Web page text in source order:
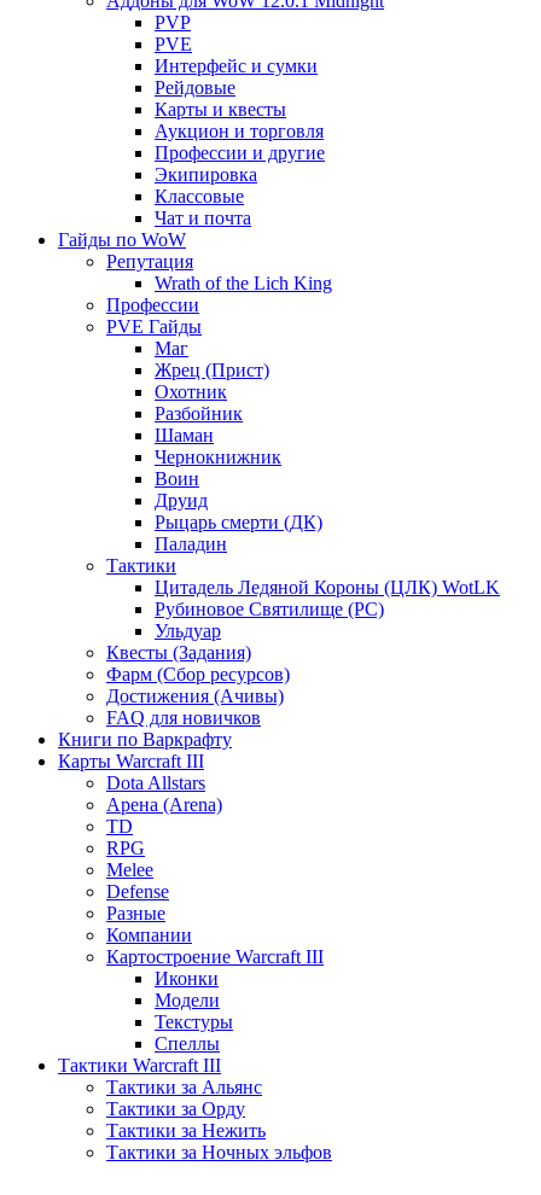
PVP
PVE
Интерфейс и сумки
Рейдовые
Карты и квесты
Аукцион и торговля
Профессии и другие
Экипировка
Классовые
Чат и почта
Гайды по WoW
Репутация
Wrath of the Lich King
Профессии
PVE Гайды
Маг
Жрец (Прист)
Охотник
Разбойник
Шаман
Чернокнижник
Воин
Друид
Рыцарь смерти (ДК)
Паладин
Тактики
Цитадель Ледяной Короны (ЦЛК) WotLK
Рубиновое Святилище (РС)
Ульдуар
Квесты (Задания)
Фарм (Сбор ресурсов)
Достижения (Ачивы)
FAQ для новичков
Книги по Варкрафту
Карты Warcraft III
Dota Allstars
Арена (Arena)
TD
RPG
Melee
Defense
Разные
Компании
Картостроение Warcraft III
Иконки
Модели
Текстуры
Спеллы
Тактики Warcraft III
Тактики за Альянс
Тактики за Орду
Тактики за Нежить
Тактики за Ночных эльфов